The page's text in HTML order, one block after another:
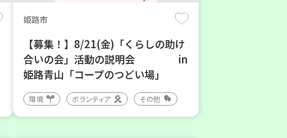
姫路市
【募集！】8/21(金)「くらしの助け
合いの会」活動の説明会 in
姫路青山「コープのつどい場」
環境 ボランティア その他